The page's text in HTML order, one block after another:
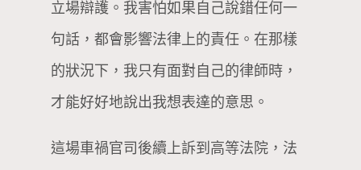
立場辯護。我害怕如果自己說錯任何一
句話，都會影響法律上的責任。在那樣
的狀況下，我只有面對自己的律師時，
才能好好地說出我想表達的意思。
這場車禍官司後續上訴到高等法院，法